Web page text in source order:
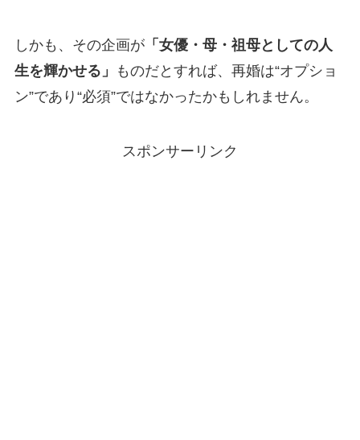
しかも、その企画が「女優・母・祖母としての人
生を輝かせる」
ものだとすれば、再婚は“オプショ
ン”であり“必須”ではなかったかもしれません。
スポンサーリンク